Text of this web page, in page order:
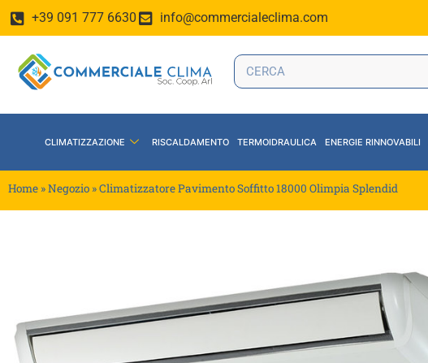
+39 091 777 6630 info@commercialeclima.com
CLIMATIZZAZIONE RISCALDAMENTO TERMOIDRAULICA ENERGIE RINNOVABILI
Home »Negozio »Climatizzatore Pavimento Soffitto 18000 Olimpia Splendid